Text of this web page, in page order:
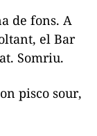
de fons. A
el Bar
Somriu.
pisco sour,